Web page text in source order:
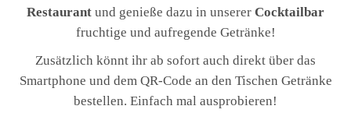
Restaurant und genieße dazu in unserer Cocktailbar
fruchtige und aufregende Getränke!
Zusätzlich könnt ihr ab sofort auch direkt über das
Smartphone und dem QR-Code an den Tischen Getränke
bestellen. Einfach mal ausprobieren!